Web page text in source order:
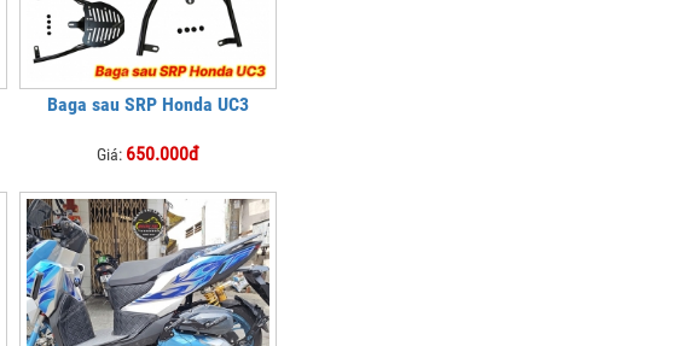
Baga sau SRP Honda UC3
Giá: 650.000đ